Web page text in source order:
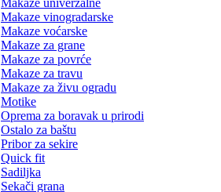
Makaze univerzalne
Makaze vinogradarske
Makaze voćarske
Makaze za grane
Makaze za povrće
Makaze za travu
Makaze za živu ogradu
Motike
Oprema za boravak u prirodi
Ostalo za baštu
Pribor za sekire
Quick fit
Sadiljka
Sekači grana